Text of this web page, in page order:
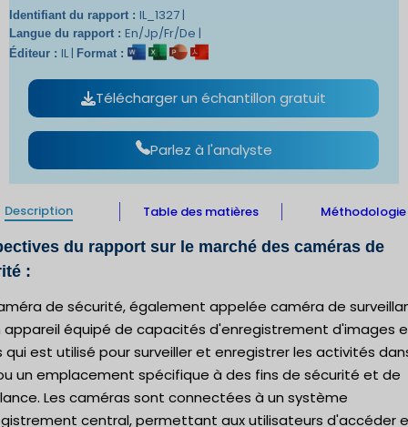
Identifiant du rapport : IL_1327 |
Langue du rapport : En/Jp/Fr/De |
Éditeur : IL | Format :
Télécharger un échantillon gratuit
Parlez à l'analyste
Description Table des matières Méthodologie
du rapport sur le marché des caméras de
:
de sécurité, également appelée caméra de
appareil équipé de capacités d'enregistrement d'images
qui est utilisé pour surveiller et enregistrer les activités
un emplacement spécifique à des fins de sécurité et de
Les caméras sont connectées à un système
central, permettant aux utilisateurs d'accéder